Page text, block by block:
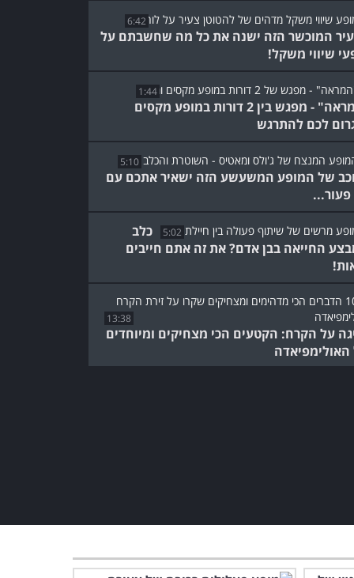
6:42
המוכשר הזה ישנה את כל מה שחשבתם על
שיווי משקל!
1:44
"המראה" - מפגש בין 2 דורות במופע מקסים
לכם להתרגש
5:10
של המופע המשעשע הזה ישאיר אתכם עם
5:02
כלב
החייאה בבן אדם? את זה אתם חייבים
13:38
על הקרח: הקטעים הכי מצחיקים ומיוחדים
אקרובטיקה של 2 אחים